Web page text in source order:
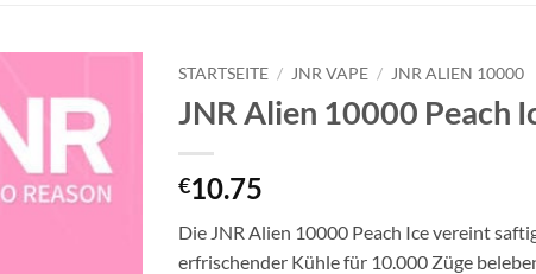
STARTSEITE / JNR VAPE / JNR ALIEN 10000
JNR Alien 10000 Peach
€10.75
Die JNR Alien 10000 Peach Ice vereint
erfrischender Kühle für 10.000 Züge